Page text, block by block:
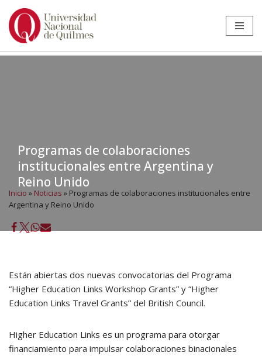
Ir
Programas de colaboraciones
institucionales entre Argentina y
Reino Unido
Inicio » Noticias » Programas de colaboraciones institucionales entre
Argentina y Reino Unido
Están abiertas dos nuevas convocatorias del Programa
“Higher Education Links Workshop Grants” y “Higher
Education Links Travel Grants” del British Council.
Higher Education Links es un programa para otorgar
financiamiento para impulsar colaboraciones binacionales